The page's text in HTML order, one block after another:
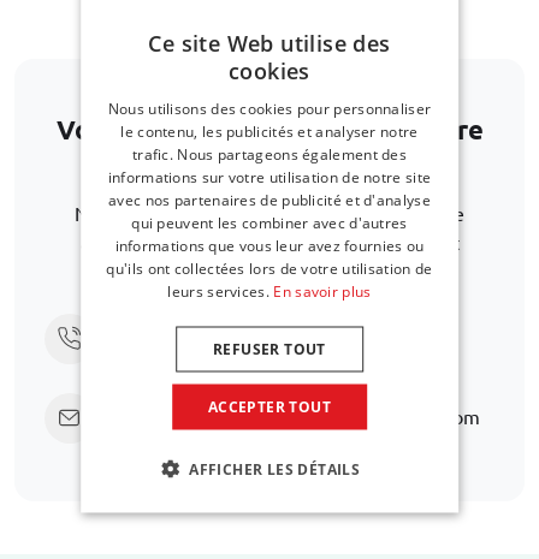
Votre modèle de voiture ne figure
pas dans la liste ?
Nous serons ravis de vous aider à trouver une
alternative. Lorem ipsum dolor sit amet. Aut
necessitatibus atque ea quia debitis
Appelez-nous au+31 416 660 715
Envoyez un e-mailsupport@car-bags.com
Ce site Web utilise des
cookies
Nous utilisons des cookies pour personnaliser
le contenu, les publicités et analyser notre
trafic. Nous partageons également des
informations sur votre utilisation de notre site
avec nos partenaires de publicité et d'analyse
qui peuvent les combiner avec d'autres
informations que vous leur avez fournies ou
qu'ils ont collectées lors de votre utilisation de
leurs services. En savoir plus
ACCEPTER TOUT
REFUSER TOUT
AFFICHER LES DÉTAILS